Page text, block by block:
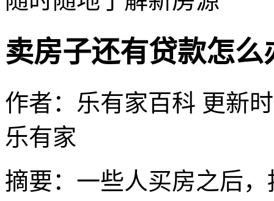
卖房子还有贷款怎么
作者：乐有家百科 更新
乐有家
摘要： 一些人买房之后